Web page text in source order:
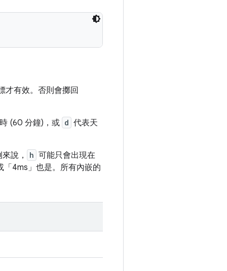
才有效。否則會擲回
(60 分鐘)，或 d 代表天
說， h 可能只會出現在
4ms」也是。所有內嵌的